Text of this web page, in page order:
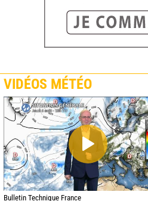
VIDÉOS MÉTÉO
Bulletin Technique France